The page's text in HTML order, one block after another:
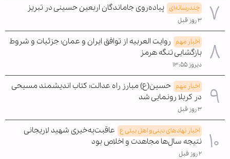
چندرسانه‌ای پیاده‌روی جاماندگان اربعین حسینی در تبریز
۳ روز قبل
اخبار مهم روایت العربیه از توافق ایران و عمان؛ جزئیات و شروط
بازگشایی تنگه هرمز
دیروز ۱۳:۵۵
اخبار مهم حسین(ع) مبارز راه عدالت؛ کتاب اندیشمند مسیحی
در کربلا رونمایی شد
۳ روز قبل
اخبار نهادهای دینی و اهل بیتی ع عاقبت‌به‌خیری شهید لاریجانی
نتیجه سال‌ها مجاهدت و اخلاص بود
۲ روز قبل